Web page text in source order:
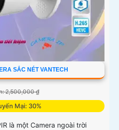
SẮC NÉT VANTECH
2,500,000 ₫
Mại: 30%
là một Camera ngoài trời